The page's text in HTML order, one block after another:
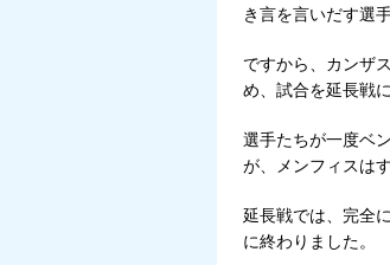
き言を言いだす選
ですから、カンザ
め、試合を延長戦
選手たちが一度ベ
が、メンフィスは
延長戦では、完全
に終わりました。